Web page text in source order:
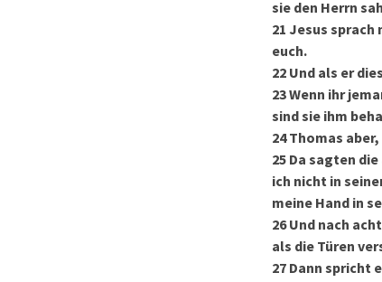
sie den Herrn
21 Jesus sprach
euch.
22 Und als er
23Wenn ihr
sind sie ihm
24Thomas
25 Da sagten die
ich nicht in
meine Hand in
26Und nach
als die Türen
27 Dann spricht